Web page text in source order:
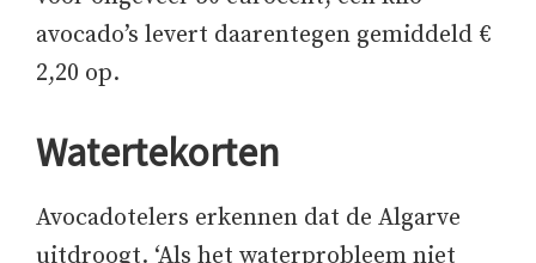
avocado’s levert daarentegen gemiddeld €
2,20 op.
Watertekorten
Avocadotelers erkennen dat de Algarve
uitdroogt. ‘Als het waterprobleem niet